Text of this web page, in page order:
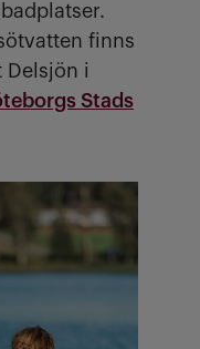
finns
Delsjön i
Stads